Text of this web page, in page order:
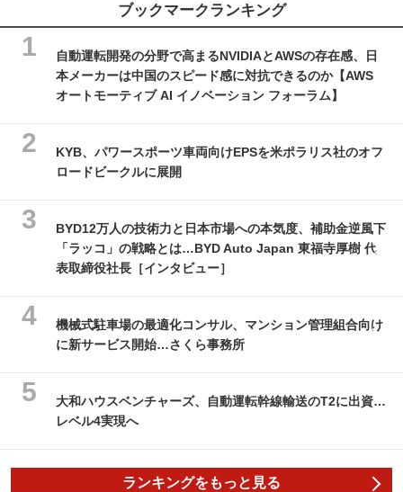
ブックマークランキング
自動運転開発の分野で高まるNVIDIAとAWSの存在感、日
本メーカーは中国のスピード感に対抗できるのか【AWS
オートモーティブ AI イノベーション フォーラム】
KYB、パワースポーツ車両向けEPSを米ポラリス社のオフ
ロードビークルに展開
BYD12万人の技術力と日本市場への本気度、補助金逆風下
「ラッコ」の戦略とは…BYD Auto Japan 東福寺厚樹 代
表取締役社長［インタビュー］
機械式駐車場の最適化コンサル、マンション管理組合向け
に新サービス開始…さくら事務所
大和ハウスベンチャーズ、自動運転幹線輸送のT2に出資…
レベル4実現へ
ランキングをもっと見る